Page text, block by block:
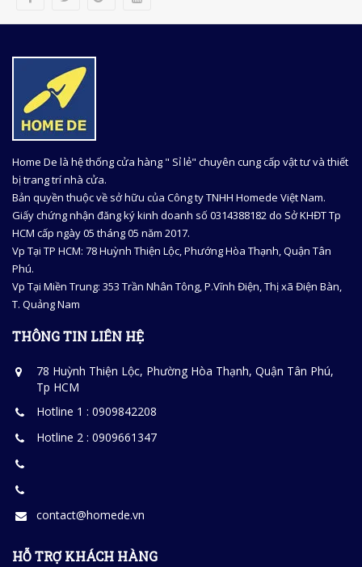
Home De là hệ thống cửa hàng " Sỉ lẻ" chuyên cung cấp vật tư và thiết
bị trang trí nhà cửa.
Bản quyền thuộc về sở hữu của Công ty TNHH Homede Việt Nam.
Giấy chứng nhận đăng ký kinh doanh số 0314388182 do Sở KHĐT Tp
HCM cấp ngày 05 tháng 05 năm 2017.
Vp Tại TP HCM: 78 Huỳnh Thiện Lộc, Phướng Hòa Thạnh, Quận Tân
Phú.
Vp Tại Miền Trung: 353 Trần Nhân Tông, P.Vĩnh Điện, Thị xã Điện Bàn,
T. Quảng Nam
THÔNG TIN LIÊN HỆ
78 Huỳnh Thiện Lộc, Phường Hòa Thạnh, Quận Tân Phú,
Tp HCM
Hotline 1 : 0909842208
Hotline 2 : 0909661347
contact@homede.vn
HỖ TRỢ KHÁCH HÀNG